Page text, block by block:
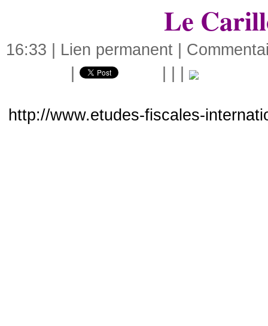
Le
16:33 | Lien permanent
http://www.etudes-fiscales-